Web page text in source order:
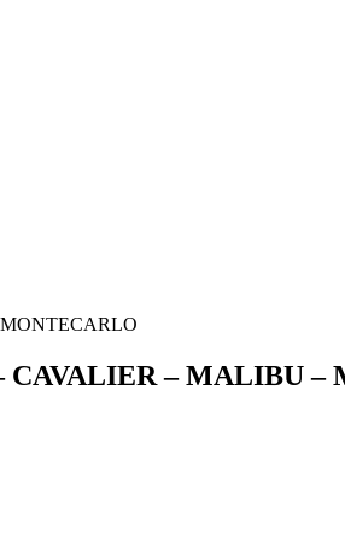
CAVALIER – MALIBU –